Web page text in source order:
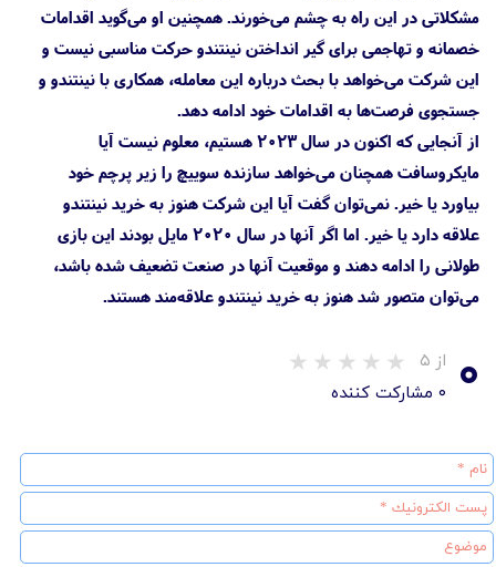
مشکلاتی در این راه به چشم می‌خورند. همچنین او می‌گوید اقدامات
خصمانه و تهاجمی برای گیر انداختن نینتندو حرکت مناسبی نیست و
این شرکت می‌خواهد با بحث درباره این معامله، همکاری با نینتندو و
جستجوی فرصت‌ها به اقدامات خود ادامه دهد.
از آنجایی که اکنون در سال ۲۰۲۳ هستیم، معلوم نیست آیا
مایکروسافت همچنان می‌خواهد سازنده سوییچ را زیر پرچم خود
بیاورد یا خیر. نمی‌توان گفت آیا این شرکت هنوز به خرید نینتندو
علاقه دارد یا خیر. اما اگر آنها در سال ۲۰۲۰ مایل بودند این بازی
طولانی را ادامه دهند و موقعیت آنها در صنعت تضعیف شده باشد،
می‌توان متصور شد هنوز به خرید نینتندو علاقه‌مند هستند.
۰ از ۵
۰ مشارکت کننده